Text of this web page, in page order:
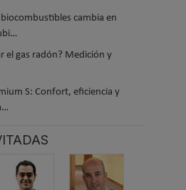
biocombustibles cambia en
el gas radón? Medición y
S: Confort, eficiencia y